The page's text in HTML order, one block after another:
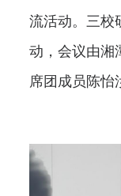
流活动。三校
动，会议由湘
席团成员陈怡